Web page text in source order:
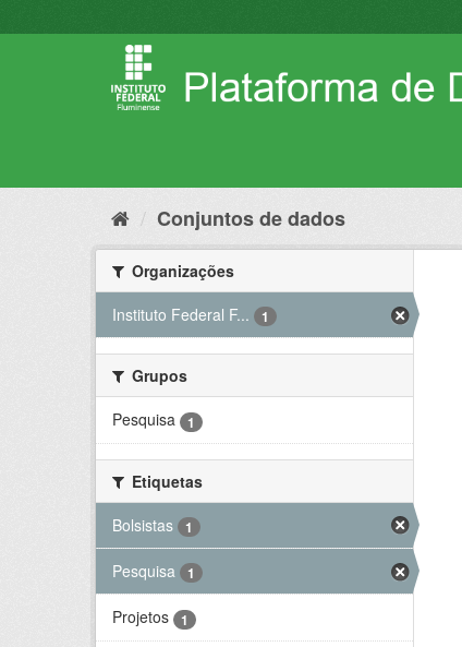
para
Conjuntos de dados
Organizações
Instituto Federal F...
1
Grupos
Pesquisa
1
Etiquetas
Bolsistas
1
Pesquisa 1
Projetos 1